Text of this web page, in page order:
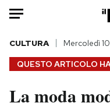
HOME
Italia
QUESTO ARTICOLO
CULTURA Mercoledì
La moda